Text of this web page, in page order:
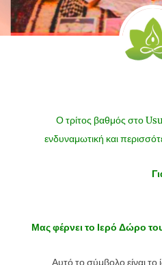
Ο τρίτος βαθμός στο Usui
ενδυναμωτική και
Μας φέρνει το Ιερό Δώρο
Αυτό το σύμβολο είναι το